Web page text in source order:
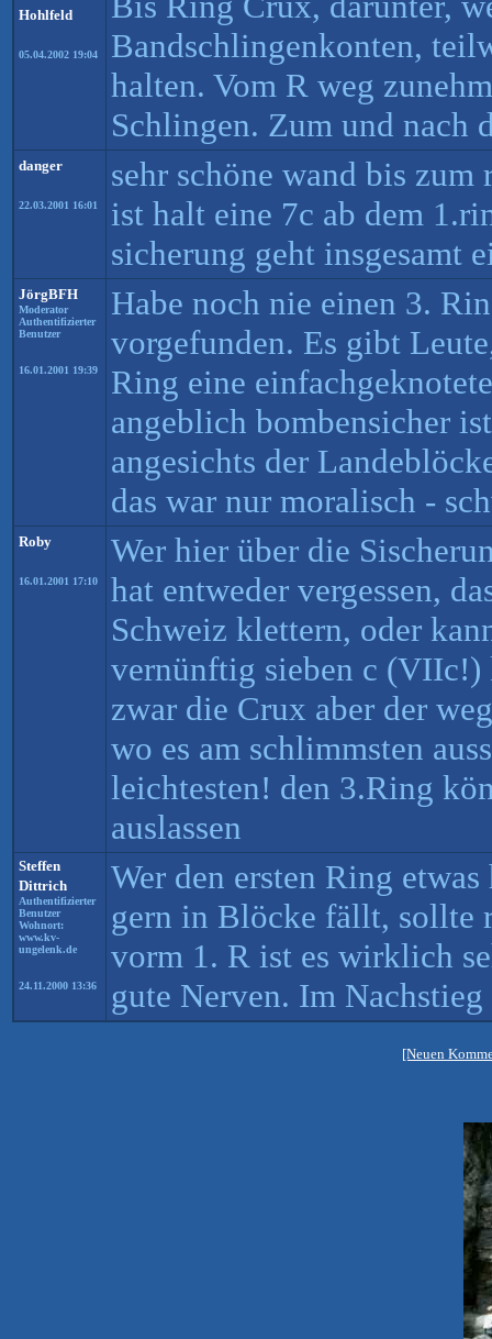
Hohlfeld
05.04.2002 19:04
Bandschlingenkonten,
halten. Vom R weg
Schlingen. Zum und nach
danger
22.03.2001 16:01
sehr schöne wand bis
ist halt eine 7c ab dem
sicherung geht insgesamt
JörgBFH
Moderator
Authentifizierter
Benutzer
16.01.2001 19:39
Habe noch nie einen 3.
vorgefunden. Es gibt
Ring eine
angeblich bombensicher
angesichts der
das war nur moralisch -
Roby
16.01.2001 17:10
Wer hier über die
hat entweder vergessen,
Schweiz klettern, oder
vernünftig sieben c (VIIc!)
zwar die Crux aber der
wo es am schlimmsten
leichtesten! den 3.Ring
auslassen
Steffen
Dittrich
Authentifizierter
Benutzer
Wohnort:
www.kv-
ungelenk.de
24.11.2000 13:36
Wer den ersten Ring
gern in Blöcke fällt, sollte
vorm 1. R ist es wirklich
gute Nerven. Im
[Neuen